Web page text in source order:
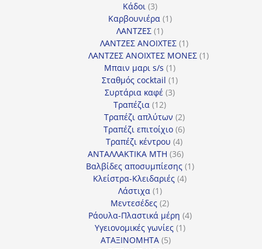
Κάδοι 33
προϊόντα
Καρβουνιέρα 11
ΛΑΝΤΖΕΣ 11
προϊόν
ΛΑΝΤΖΕΣ ΑΝΟΙΧΤΕΣ 11
προϊόν
ΛΑΝΤΖΕΣ ΑΝΟΙΧΤΕΣ ΜΟΝΕΣ 11
Μπαιν μαρι s/s 11
προϊόν
Σταθμός cocktail 11
Συρτάρια καφέ 33
Τραπέζια 1212
προϊόντα
Τραπέζι απλύτων 22
προϊόντα
Τραπέζι επιτοίχιο 66
προϊόντα
Τραπέζι κέντρου 44
προϊόντα
ΑΝΤΑΛΛΑΚΤΙΚΑ MTH 3636
προϊόντα
Βαλβίδες αποσυμπίεσης 11
Κλείστρα-Κλειδαριές 44
Λάστιχα 11
προϊόν
Μεντεσέδες 22
προϊόντα
Ράουλα-Πλαστικά μέρη 44
Υγειονομικές γωνίες 11
ΑΤΑΞΙΝΟΜΗΤΑ 55